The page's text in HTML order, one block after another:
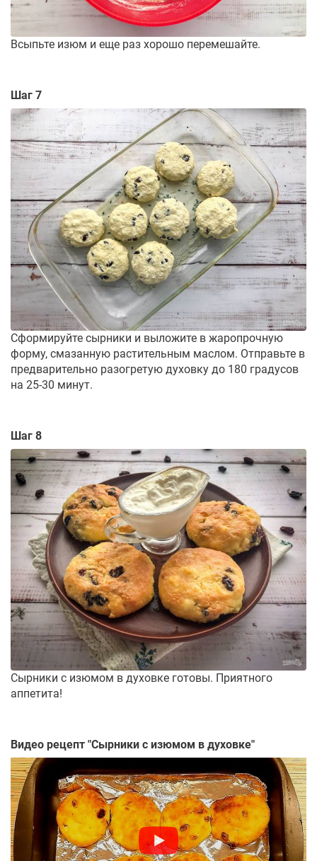
Всыпьте изюм и еще раз хорошо перемешайте.
Шаг 7
Сформируйте сырники и выложите в жаропрочную
форму, смазанную растительным маслом. Отправьте в
предварительно разогретую духовку до 180 градусов
на 25-30 минут.
Шаг 8
Сырники с изюмом в духовке готовы. Приятного
аппетита!
Видео рецепт "Сырники с изюмом в духовке"